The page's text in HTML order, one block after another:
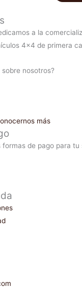
a la
4×4 de primera
sobre nosotros?
más
formas de pago para